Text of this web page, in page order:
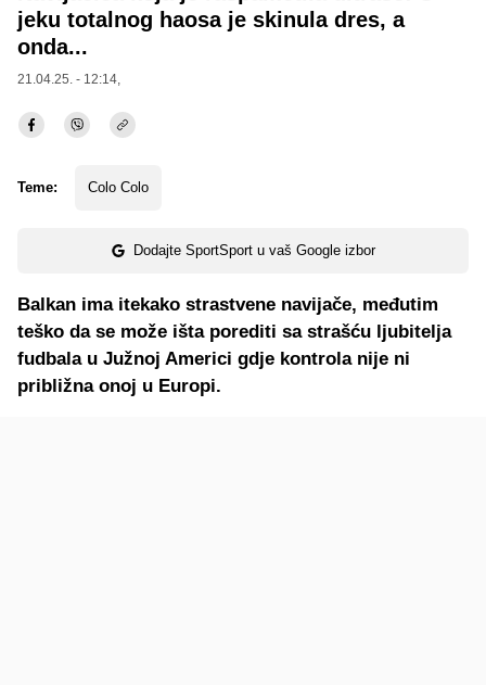
jeku totalnog haosa je skinula dres, a
onda...
21.04.25. - 12:14,
Teme: Colo Colo
Dodajte SportSport u vaš Google izbor
Balkan ima itekako strastvene navijače, međutim
teško da se može išta porediti sa strašću ljubitelja
fudbala u Južnoj Americi gdje kontrola nije ni
približna onoj u Europi.